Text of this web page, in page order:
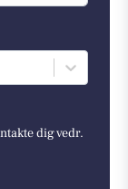
dig vedr.